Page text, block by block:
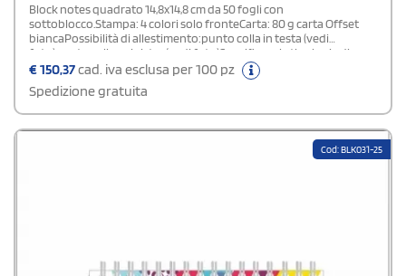
Block notes quadrato 14,8x14,8 cm da 50 fogli con
sottoblocco.Stampa: 4 colori solo fronteCarta: 80 g carta Offset
biancaPossibilità di allestimento:punto colla in testa (vedi
foto)punto colla a sinistra (vedi foto)Specificare la tipologia di
allestimento scelta nel campo note in fase d'ordine.
€150,37cad. iva esclusa per 100 pz
Spedizione gratuita
Cod: BLK031-25